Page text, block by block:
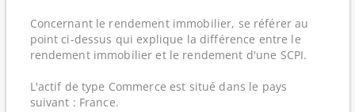
Concernant le rendement immobilier, se référer au
point ci-dessus qui explique la différence entre le
rendement immobilier et le rendement d'une SCPI.
L'actif de type Commerce est situé dans le pays
suivant : France.